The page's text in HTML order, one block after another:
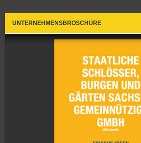
UNTERNEHMENSBROSCHÜRE